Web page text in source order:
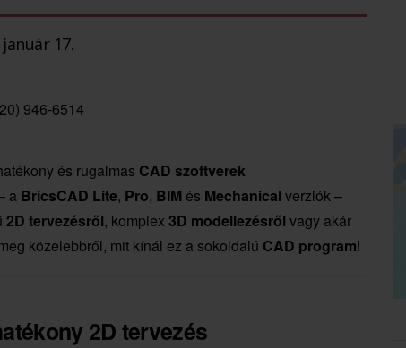
január 17.
946-6514
és rugalmas CAD szoftverek
a BricsCAD Lite, Pro, BIM és Mechanical verziók –
2D tervezésről, komplex 3D modellezésről vagy akár
közelebbről, mit kínál ez a sokoldalú CAD program!
2D tervezés